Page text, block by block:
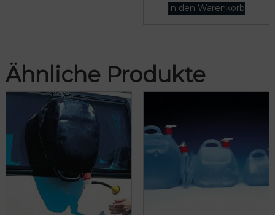
ü
i
P
e
l
s
i
In den Warenkorb
Ähnliche Produkte